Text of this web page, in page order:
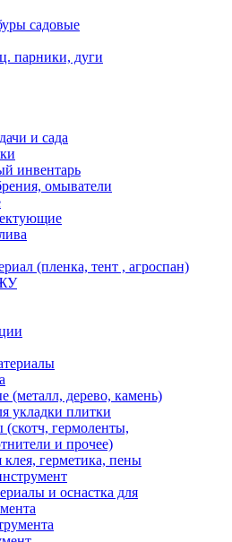
садовые
парники, дуги
и сада
инвентарь
омыватели
(пленка, тент , агроспан)
(металл, дерево, камень)
укладки плитки
гермоленты,
и прочее)
герметика, пены
и оснастка для